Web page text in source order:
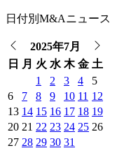
日付別M&Aニュース
2025年7月
日
月 火 水 木 金 土
1
2 3 4
5
6
7 8 9 10 11 12
13 14 15 16 17 18 19
20 21 22 23 24 25 26
27 28 29 30 31